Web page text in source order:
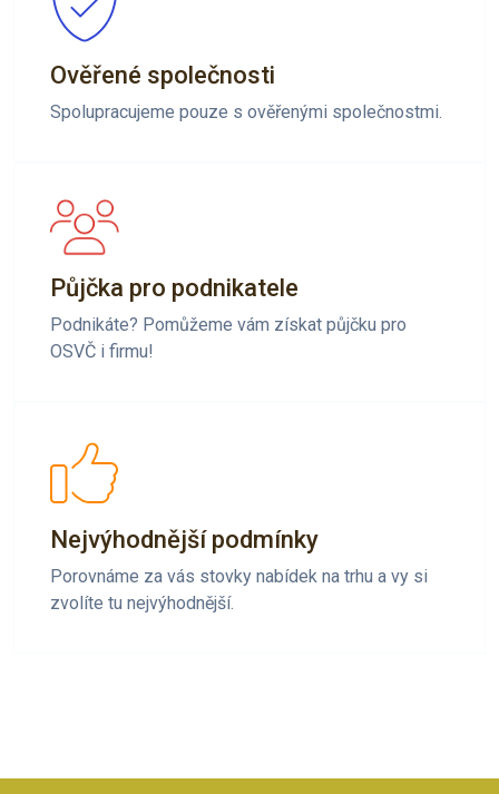
Ověřené společnosti
Spolupracujeme pouze s ověřenými společnostmi.
Půjčka pro podnikatele
Podnikáte? Pomůžeme vám získat půjčku pro
OSVČ i firmu!
Nejvýhodnější podmínky
Porovnáme za vás stovky nabídek na trhu a vy si
zvolíte tu nejvýhodnější.